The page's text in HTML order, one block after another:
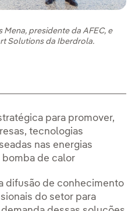
presidente da AFEC, e
Solutions da Iberdrola.
para promover,
tecnologias
nas energias
bomba de calor
difusão de conhecimento
do setor para